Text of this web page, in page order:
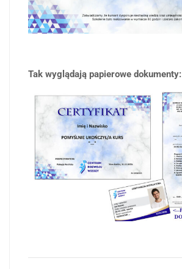
Tak wyglądają papierowe dokumenty: